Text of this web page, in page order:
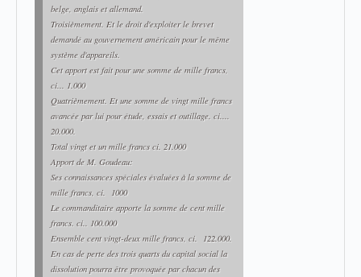
belge, anglais et allemand.
Troisièmement. Et le droit d'exploiter le brevet
demandé au gouvernement américain pour le même
système d'appareils.
Cet apport est fait pour une somme de mille francs,
ci... 1.000
Quatrièmement. Et une somme de vingt mille francs
avancée par lui pour étude, essais et outillage. ci....
20.000.
Total vingt et un mille francs ci. 21.000
Apport de M. Goudeau:
Ses connaissances spéciales évaluées à la somme de
mille francs, ci. 1000
Le commanditaire apporte la somme de cent mille
francs. ci.. 100.000
Ensemble cent vingt-deux mille francs, ci. 122.000.
En cas de perte des trois quarts du capital social la
dissolution pourra être provoquée par chacun des